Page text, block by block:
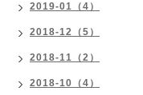
2019-01（4）
2018-12（5）
2018-11（2）
2018-10（4）